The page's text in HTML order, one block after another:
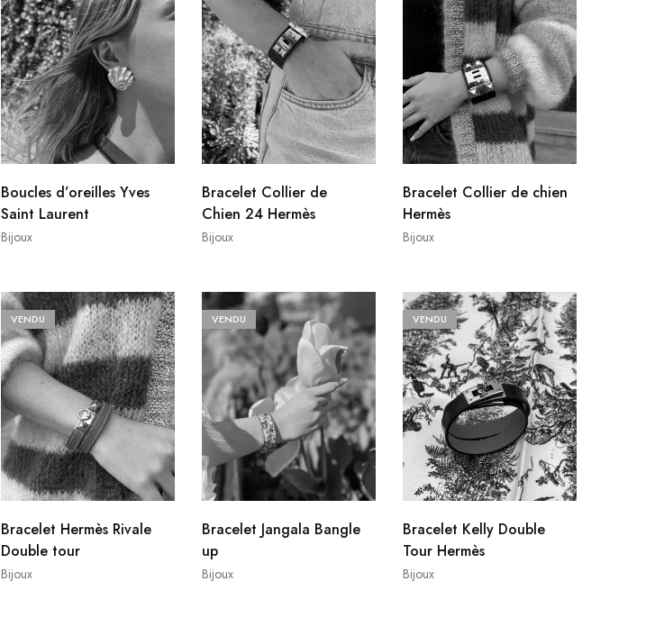
Bijoux
Boucles d’oreilles Yves
Saint Laurent
Bijoux
Bracelet Collier de
Chien 24 Hermès
Bijoux
Bracelet Collier de chien
Hermès
VENDU
Bijoux
Bracelet Hermès Rivale
Double tour
VENDU
Bijoux
Bracelet Jangala Bangle
up
VENDU
Bijoux
Bracelet Kelly Double
Tour Hermès